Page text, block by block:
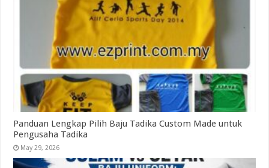
Panduan Lengkap Pilih Baju Tadika Custom Made untuk
Pengusaha Tadika
May 29, 2026